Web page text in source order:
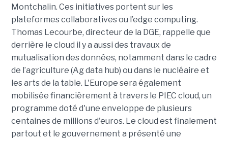
Montchalin. Ces initiatives portent sur les
plateformes collaboratives ou l’edge computing.
Thomas Lecourbe, directeur de la DGE, rappelle que
derrière le cloud il y a aussi des travaux de
mutualisation des données, notamment dans le cadre
de l’agriculture (Ag data hub) ou dans le nucléaire et
les arts de la table. L'Europe sera également
mobilisée financièrement à travers le PIEC cloud, un
programme doté d'une enveloppe de plusieurs
centaines de millions d'euros. Le cloud est finalement
partout et le gouvernement a présenté une